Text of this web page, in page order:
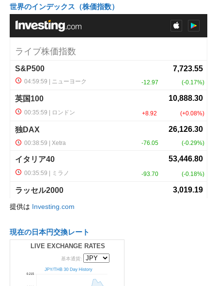
世界のインデックス（株価指数）
提供は Investing.com
現在の日本円交換レート
LIVE EXCHANGE RATES